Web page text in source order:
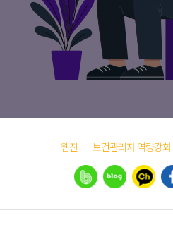
웹진 보건관리자 역량강화